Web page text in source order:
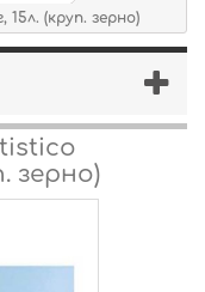
15л. (круп. зерно)
зерно)